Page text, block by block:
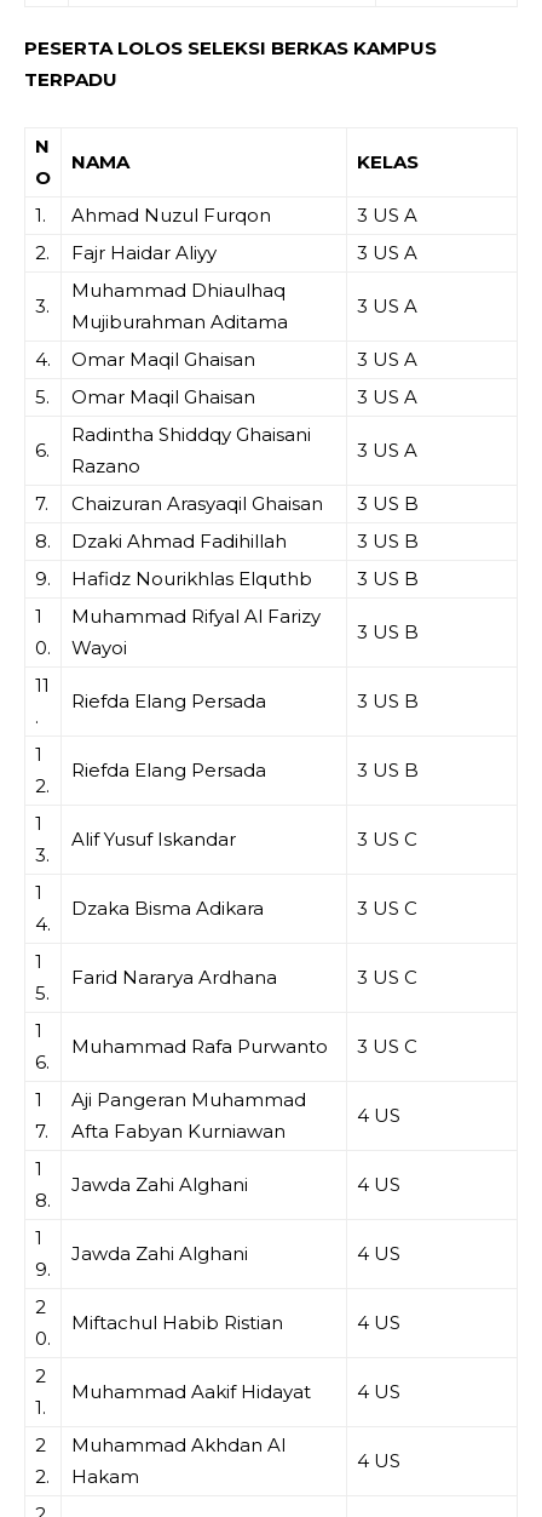
PESERTA LOLOS SELEKSI BERKAS KAMPUS
TERPADU
N
O
NAMA KELAS
1. Ahmad Nuzul Furqon
3 US A
2.
Fajr Haidar Aliyy 3 US A
3.
Muhammad Dhiaulhaq
Mujiburahman Aditama
3 US A
4. Omar Maqil Ghaisan
3 US A
5.
Omar Maqil Ghaisan 3 US A
6.
Radintha Shiddqy Ghaisani
Razano
3 US A
7. Chaizuran Arasyaqil Ghaisan
3 US B
8.
Dzaki Ahmad Fadihillah
3 US B
9.
Hafidz Nourikhlas Elquthb
3 US B
1
0.
Muhammad Rifyal Al Farizy
Wayoi
3 US B
11
.
Riefda Elang Persada 3 US B
1
2.
Riefda Elang Persada 3 US B
1
3.
Alif Yusuf Iskandar 3 US C
1
4.
Dzaka Bisma Adikara 3 US C
1
5.
Farid Nararya Ardhana 3 US C
1
6.
Muhammad Rafa Purwanto 3 US C
1
7.
Aji Pangeran Muhammad
Afta Fabyan Kurniawan
4 US
1
8.
Jawda Zahi Alghani 4 US
1
9.
Jawda Zahi Alghani 4 US
2
0.
Miftachul Habib Ristian 4 US
2
1.
Muhammad Aakif Hidayat 4 US
2
2.
Muhammad Akhdan Al
Hakam
4 US